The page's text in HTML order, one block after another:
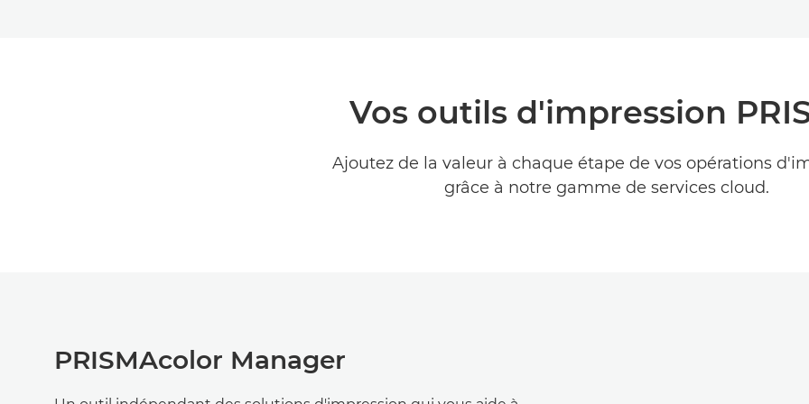
Vos outils d'impression
Ajoutez de la valeur à chaque étape de vos opérations
grâce à notre gamme de services cloud.
PRISMAcolor Manager